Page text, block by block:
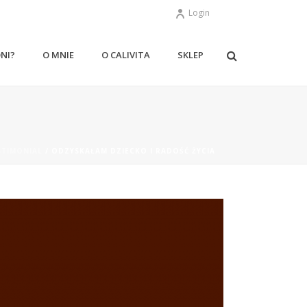
Login
O MNIE O CALIVITA SKLEP